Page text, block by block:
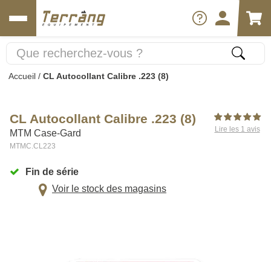
Accueil / CL Autocollant Calibre .223 (8)
CL Autocollant Calibre .223 (8)
MTM Case-Gard
MTMC.CL223
Lire les 1 avis
Fin de série
Voir le stock des magasins